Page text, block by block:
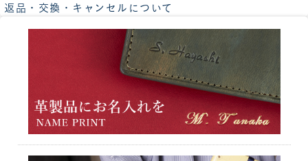
返品・交換・キャンセルについて